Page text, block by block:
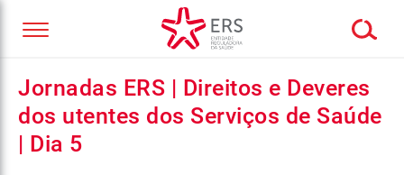
Jornadas ERS | Direitos e Deveres
dos utentes dos Serviços de Saúde
| Dia 5